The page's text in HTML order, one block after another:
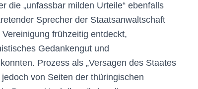
die „unfassbar milden Urteile“ ebenfalls
Sprecher der Staatsanwaltschaft
frühzeitig entdeckt,
Gedankengut und
Prozess als „Versagen des Staates
von Seiten der thüringischen